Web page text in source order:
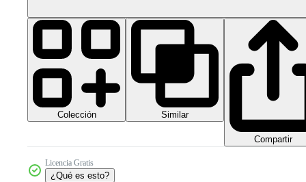
Colección Similar
Compartir
Licencia Gratis
¿Qué es esto?